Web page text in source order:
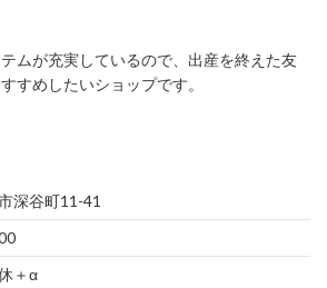
ムが充実しているので、出産を終えた友
すめしたいショップです。
深谷町11-41
＋α